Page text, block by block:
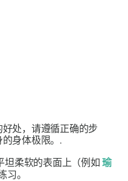
处，请遵循正确的步
身体极限。.
坦柔软的表面上（例如瑜
。